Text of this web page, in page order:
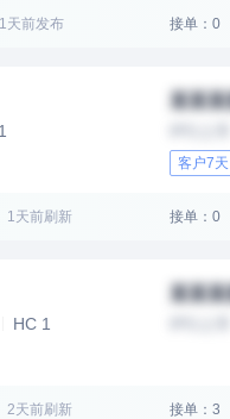
1天前发布 接单：0
某某
客户7
1天前刷新 接单：0
HC 1
某某
2天前刷新 接单：3